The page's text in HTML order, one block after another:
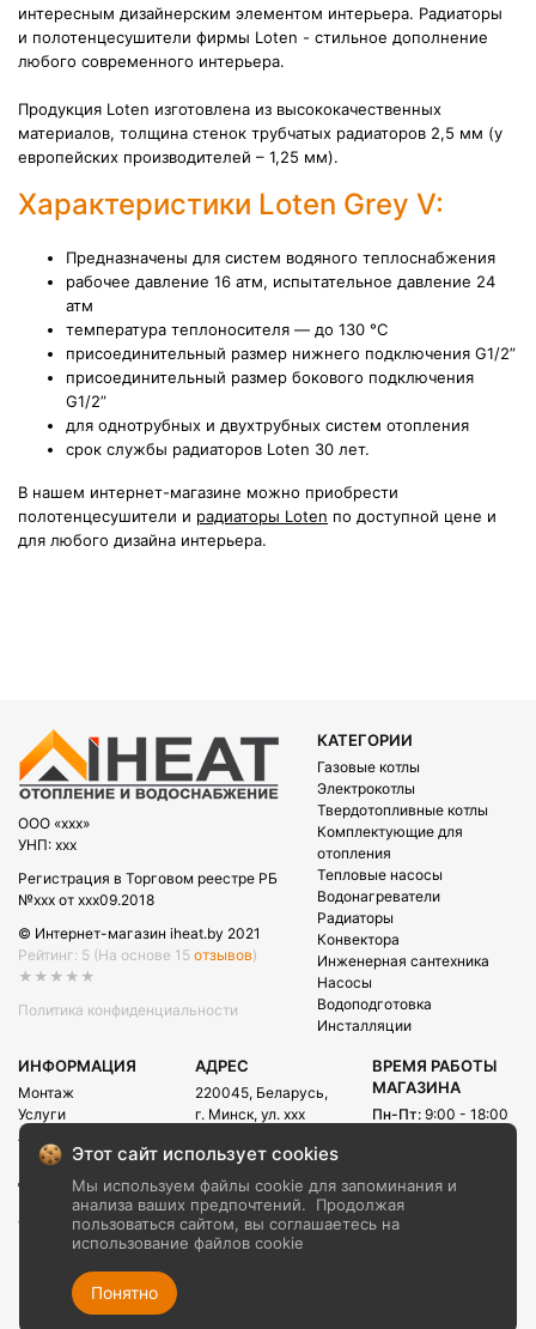
интересным дизайнерским элементом интерьера. Радиаторы
и полотенцесушители фирмы Loten - стильное дополнение
любого современного интерьера.
Продукция Loten изготовлена из высококачественных
материалов, толщина стенок трубчатых радиаторов 2,5 мм (у
европейских производителей – 1,25 мм).
Характеристики Loten Grey V:
Предназначены для систем водяного теплоснабжения
рабочее давление 16 атм, испытательное давление 24
атм
температура теплоносителя — до 130 °С
присоединительный размер нижнего подключения G1/2”
присоединительный размер бокового подключения
G1/2”
для однотрубных и двухтрубных систем отопления
срок службы радиаторов Loten 30 лет.
В нашем интернет-магазине можно приобрести
полотенцесушители и радиаторы Loten по доступной цене и
для любого дизайна интерьера.
OOO «xxx»
УНП: xxx
Регистрация в Торговом реестре РБ
№xxx от xxx09.2018
© Интернет-магазин iheat.by 2021
Рейтинг: 5 (На основе 15 отзывов)
★★★★★
Политика конфиденциальности
КАТЕГОРИИ
Газовые котлы
Электрокотлы
Твердотопливные котлы
Комплектующие для
отопления
Тепловые насосы
Водонагреватели
Радиаторы
Конвектора
Инженерная сантехника
Насосы
Водоподготовка
Инсталляции
ИНФОРМАЦИЯ
Монтаж
Услуги
Акции
Рассрочка
Доставка и оплата
О компании
Контакты
АДРЕС
220045, Беларусь,
г. Минск, ул. xxx
E-mail:
info@iheat.by
ВРЕМЯ РАБОТЫ
МАГАЗИНА
Пн-Пт: 9:00 - 18:00
CALL-ЦЕНТРА
Сб-Вс:
Этот сайт использует cookies
Мы используем файлы cookie для запоминания и
анализа ваших предпочтений.
Продолжая
пользоваться сайтом, вы соглашаетесь на
использование файлов cookie
Понятно